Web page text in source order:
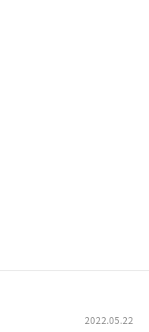
2022.05.22